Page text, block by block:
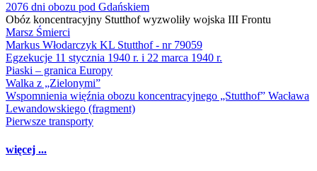
2076 dni obozu pod Gdańskiem
Obóz koncentracyjny Stutthof wyzwoliły wojska III Frontu
Marsz Śmierci
Markus Włodarczyk KL Stutthof - nr 79059
Egzekucje 11 stycznia 1940 r. i 22 marca 1940 r.
Piaski – granica Europy
Walka z „Zielonymi”
Wspomnienia więźnia obozu koncentracyjnego „Stutthof” Wacława
Lewandowskiego (fragment)
Pierwsze transporty
więcej ...